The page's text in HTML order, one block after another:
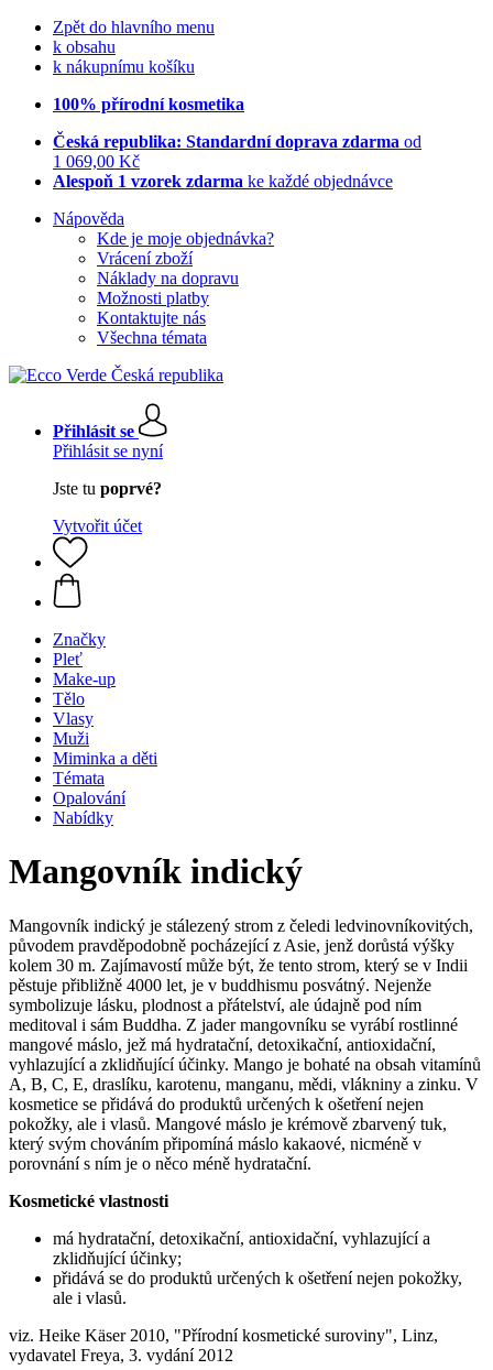
Zpět do hlavního menu
k obsahu
k nákupnímu košíku
100% přírodní kosmetika
Česká republika: Standardní doprava zdarma od
1 069,00 Kč
Alespoň 1 vzorek zdarma ke každé objednávce
Nápověda
Kde je moje objednávka?
Vrácení zboží
Náklady na dopravu
Možnosti platby
Kontaktujte nás
Všechna témata
Přihlásit se
Přihlásit se nyní
Jste tu poprvé?
Vytvořit účet
Značky
Pleť
Make-up
Tělo
Vlasy
Muži
Miminka a děti
Témata
Opalování
Nabídky
Mangovník indický
Mangovník indický je stálezený strom z čeledi ledvinovníkovitých,
původem pravděpodobně pocházející z Asie, jenž dorůstá výšky
kolem 30 m. Zajímavostí může být, že tento strom, který se v Indii
pěstuje přibližně 4000 let, je v buddhismu posvátný. Nejenže
symbolizuje lásku, plodnost a přátelství, ale údajně pod ním
meditoval i sám Buddha. Z jader mangovníku se vyrábí rostlinné
mangové máslo, jež má hydratační, detoxikační, antioxidační,
vyhlazující a zklidňující účinky. Mango je bohaté na obsah vitamínů
A, B, C, E, draslíku, karotenu, manganu, mědi, vlákniny a zinku. V
kosmetice se přidává do produktů určených k ošetření nejen
pokožky, ale i vlasů. Mangové máslo je krémově zbarvený tuk,
který svým chováním připomíná máslo kakaové, nicméně v
porovnání s ním je o něco méně hydratační.
Kosmetické vlastnosti
má hydratační, detoxikační, antioxidační, vyhlazující a
zklidňující účinky;
přidává se do produktů určených k ošetření nejen pokožky,
ale i vlasů.
viz. Heike Käser 2010, "Přírodní kosmetické suroviny", Linz,
vydavatel Freya, 3. vydání 2012